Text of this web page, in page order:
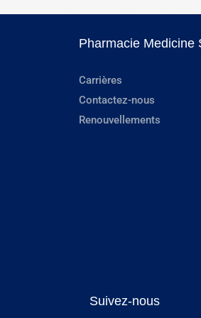
Pharmacie Medicine
Carrières
Contactez-nous
Renouvellements
Suivez-nous